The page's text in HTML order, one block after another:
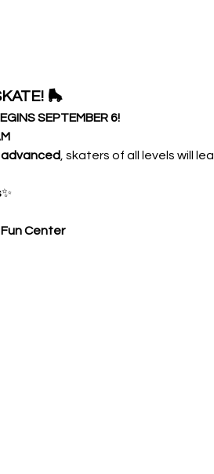
🛼
SEPTEMBER 6!
, skaters of all levels will
✨
Center